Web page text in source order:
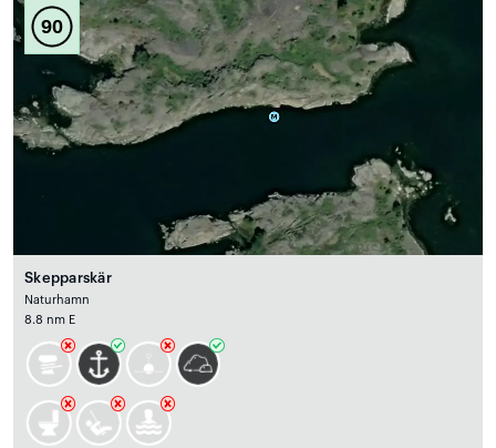
90
Skepparskär
Naturhamn
8.8 nm E